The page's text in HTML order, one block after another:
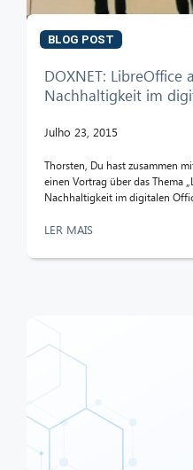
BLOG POST
DOXNET: LibreOffice
Nachhaltigkeit im
Julho 23, 2015
Thorsten, Du hast zusammen
einen Vortrag über das Thema
Nachhaltigkeit im digitalen
LER MAIS